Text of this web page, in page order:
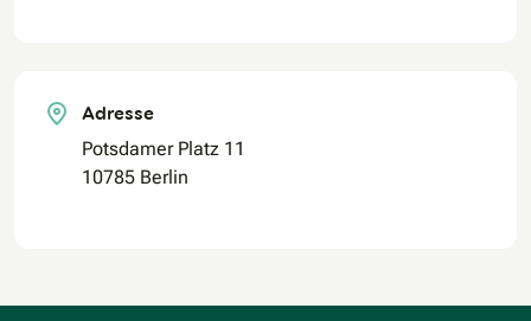
Adresse
Potsdamer Platz 11
10785 Berlin